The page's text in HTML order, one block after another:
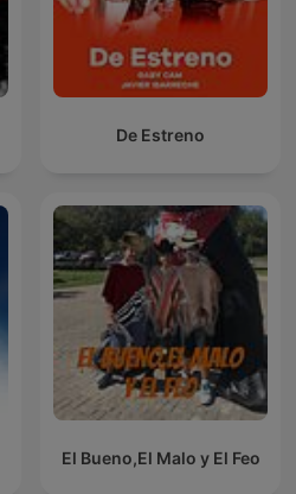
De Estreno
El Bueno,El Malo y El Feo